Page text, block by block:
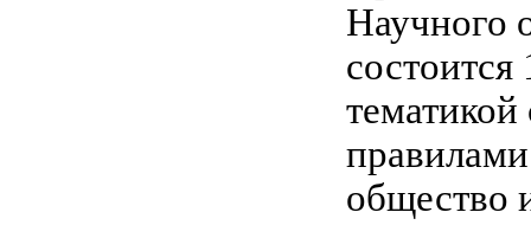
Научного
общество